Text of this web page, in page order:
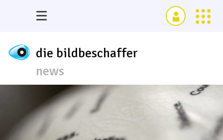
die bildbeschaffer
news